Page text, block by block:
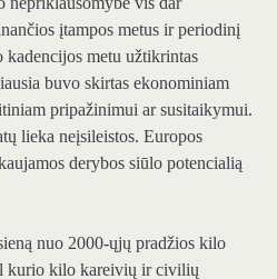
įtampos metus ir periodinį
metu užtikrintas
buvo skirtas ekonominiam
pripažinimui ar susitaikymui.
lieka neįsileistos. Europos
derybos siūlo potencialią
nuo 2000-ųjų pradžios kilo
kurio kilo kareivių ir civilių